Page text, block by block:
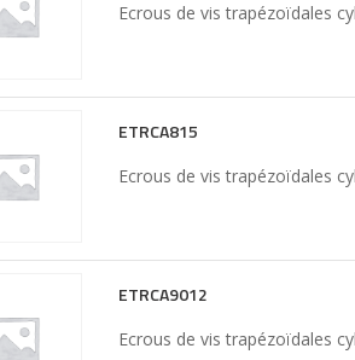
Ecrous de vis trapézoïdales
ETRCA815
Ecrous de vis trapézoïdales
ETRCA9012
Ecrous de vis trapézoïdales